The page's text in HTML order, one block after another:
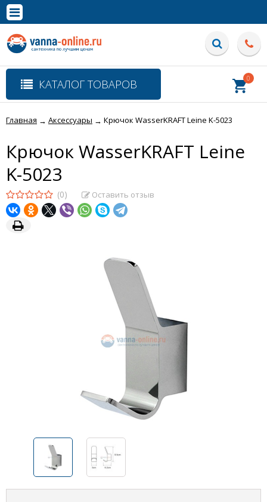
Полная версия сайта
КАТАЛОГ ТОВАРОВ 0
Главная → Аксессуары → Крючок WasserKRAFT Leine K-5023
Крючок WasserKRAFT Leine
K-5023
(0) Оставить отзыв